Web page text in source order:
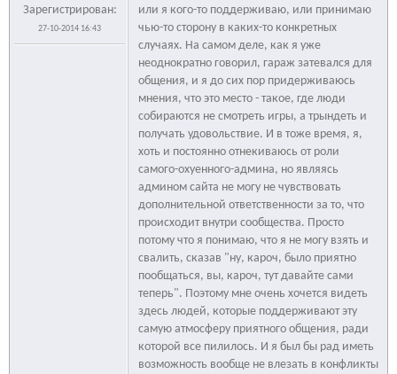
Зарегистрирован:
27-10-2014 16:43
или я кого-то поддерживаю, или принимаю
чью-то сторону в каких-то конкретных
случаях. На самом деле, как я уже
неоднократно говорил, гараж затевался для
общения, и я до сих пор придерживаюсь
мнения, что это место - такое, где люди
собираются не смотреть игры, а трындеть и
получать удовольствие. И в тоже время, я,
хоть и постоянно отнекиваюсь от роли
самого-охуенного-админа, но являясь
админом сайта не могу не чувствовать
дополнительной ответственности за то, что
происходит внутри сообщества. Просто
потому что я понимаю, что я не могу взять и
свалить, сказав "ну, кароч, было приятно
пообщаться, вы, кароч, тут давайте сами
теперь". Поэтому мне очень хочется видеть
здесь людей, которые поддерживают эту
самую атмосферу приятного общения, ради
которой все пилилось. И я был бы рад иметь
возможность вообще не влезать в конфликты